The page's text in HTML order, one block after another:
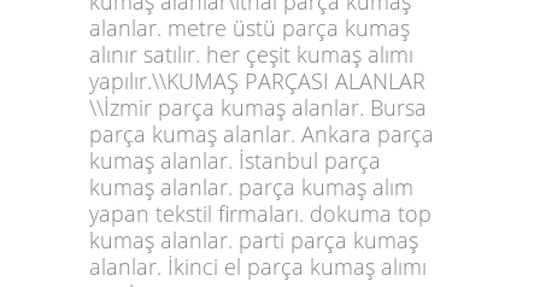
alanlar. metre üstü parça kumaş
alınır satılır. her çeşit kumaş alımı
yapılır.\\KUMAŞ PARÇASI ALANLAR
\\İzmir parça kumaş alanlar. Bursa
parça kumaş alanlar. Ankara parça
kumaş alanlar. İstanbul parça
kumaş alanlar. parça kumaş alım
yapan tekstil firmaları. dokuma top
kumaş alanlar. parti parça kumaş
alanlar. İkinci el parça kumaş alımı